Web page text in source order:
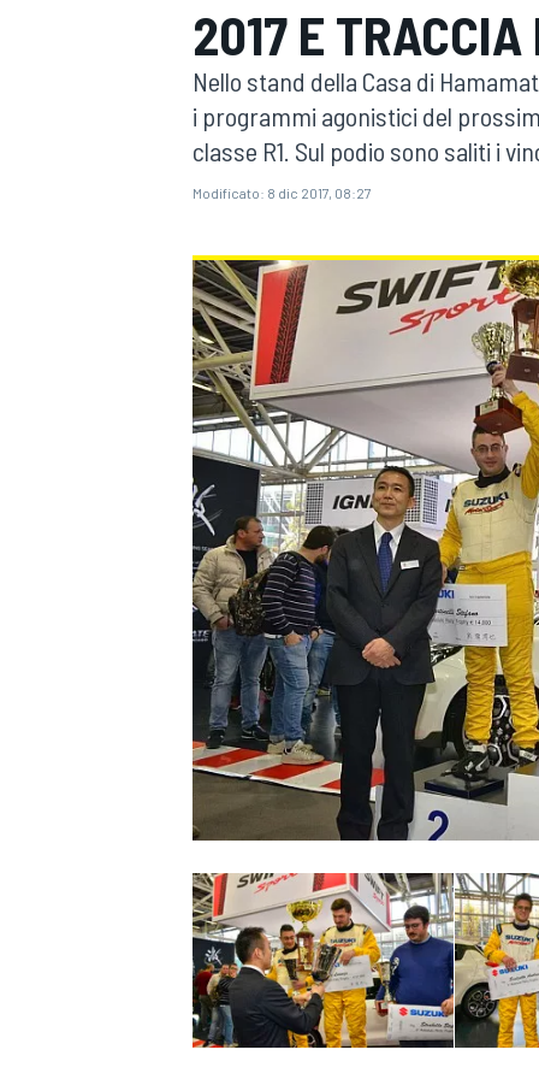
MOTOGP WEC
WRC
MONOPOSTO
2017 E
Nello stand della Casa di
i programmi agonistici del
classe R1. Sul podio sono saliti i
Modificato: 8 dic 2017, 08:27